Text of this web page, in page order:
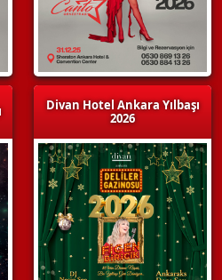
Divan Hotel Ankara Yılbaşı
2026